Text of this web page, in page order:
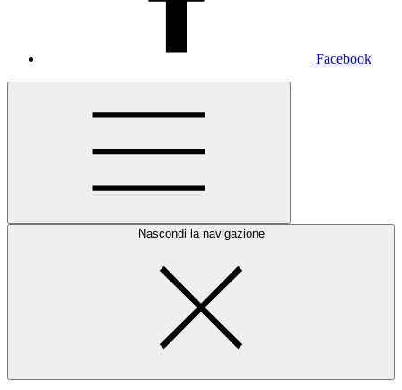
Facebook
Nascondi la navigazione